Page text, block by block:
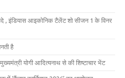
, इंडियास आइकोनिक टैलेंट शो सीजन 1 के विनर
है
योगी आदित्यनाथ से की शिष्टाचार भेंट